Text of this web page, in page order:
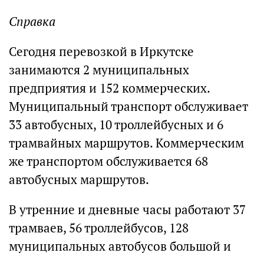
Справка
Сегодня перевозкой в Иркутске
занимаются 2 муниципальных
предприятия и 152 коммерческих.
Муниципальный транспорт обслуживает
33 автобусных, 10 троллейбусных и 6
трамвайных маршрутов. Коммерческим
же транспортом обслуживается 68
автобусных маршрутов.
В утренние и дневные часы работают 37
трамваев, 56 троллейбусов, 128
муниципальных автобусов большой и